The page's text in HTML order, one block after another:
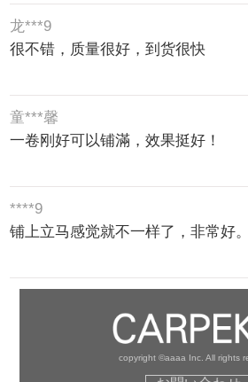
龙***9
很不错，质量很好，到货很快
童***馨
一卷刚好可以铺滿，效果挺好！
****9
铺上立马感觉就不一样了，非常好。
copyright ©aaaa Inc. All rights